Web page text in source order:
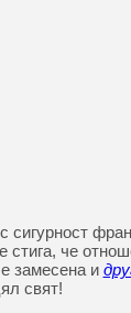
стига, че
замесена и
свят!